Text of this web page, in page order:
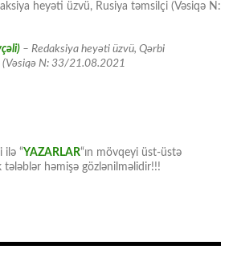
heyəti üzvü, Rusiya təmsilçi (Vəsiqə N:
– Redaksiya heyəti üzvü, Qərbi
(Vəsiqə N: 33/21.08.2021
ilə “YAZARLAR“ın mövqeyi üst-üstə
həmişə gözlənilməlidir!!!